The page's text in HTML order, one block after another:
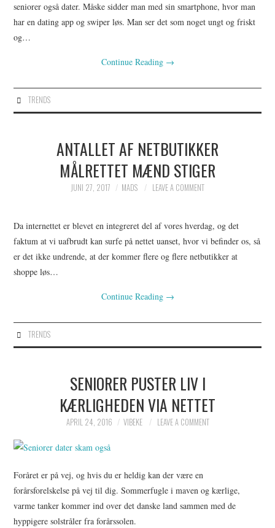
seniorer også dater. Måske sidder man med sin smartphone, hvor man
har en dating app og swiper løs. Man ser det som noget ungt og friskt
og…
Continue Reading →
TRENDS
ANTALLET AF NETBUTIKKER
MÅLRETTET MÆND STIGER
JUNI 27, 2017 MADS LEAVE A COMMENT
Da internettet er blevet en integreret del af vores hverdag, og det
faktum at vi uafbrudt kan surfe på nettet uanset, hvor vi befinder os, så
er det ikke undrende, at der kommer flere og flere netbutikker at
shoppe løs…
Continue Reading →
TRENDS
SENIORER PUSTER LIV I
KÆRLIGHEDEN VIA NETTET
APRIL 24, 2016 VIBEKE LEAVE A COMMENT
Foråret er på vej, og hvis du er heldig kan der være en
forårsforelskelse på vej til dig. Sommerfugle i maven og kærlige,
varme tanker kommer ind over det danske land sammen med de
hyppigere solstråler fra forårssolen.